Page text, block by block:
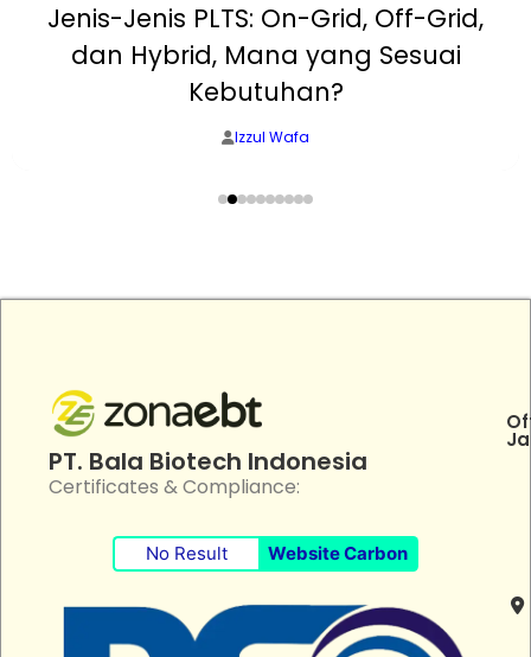
Jenis-Jenis PLTS: On-Grid, Off-Grid,
dan Hybrid, Mana yang Sesuai
Kebutuhan?
Izzul Wafa
PT. Bala Biotech Indonesia
Certificates & Compliance:
No Result Website Carbon